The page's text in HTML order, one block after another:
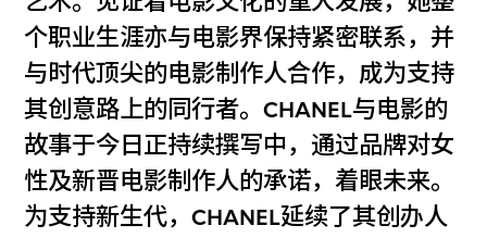
个职业生涯亦与电影界保持紧密联系，并
与时代顶尖的电影制作人合作，成为支持
其创意路上的同行者。CHANEL与电影的
故事于今日正持续撰写中，通过品牌对女
性及新晋电影制作人的承诺，着眼未来。
为支持新生代，CHANEL延续了其创办人